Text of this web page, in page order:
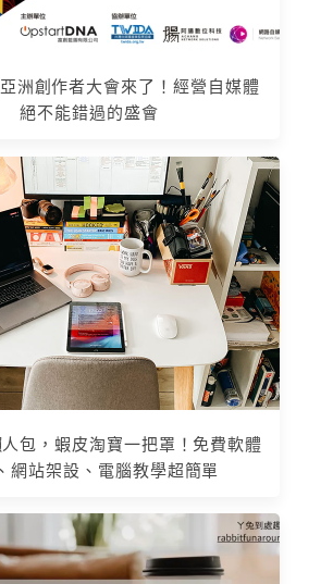
洲創作者大會來了！經營自媒體
絕不能錯過的盛會
包，蝦皮淘寶一把罩！免費軟體
網站架設、電腦教學超簡單